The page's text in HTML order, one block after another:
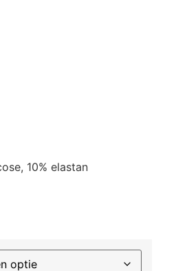
10% elastan